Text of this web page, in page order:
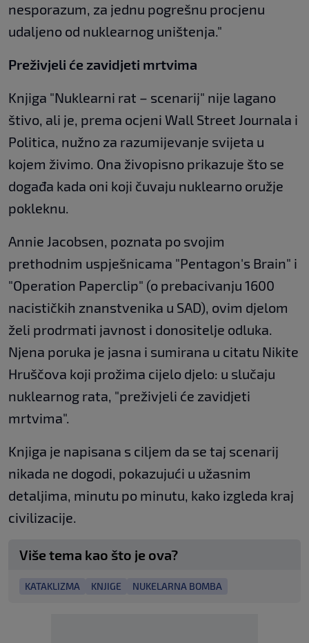
nesporazum, za jednu pogrešnu procjenu
udaljeno od nuklearnog uništenja."
Preživjeli će zavidjeti mrtvima
Knjiga "Nuklearni rat – scenarij" nije lagano
štivo, ali je, prema ocjeni Wall Street Journala i
Politica, nužno za razumijevanje svijeta u
kojem živimo. Ona živopisno prikazuje što se
događa kada oni koji čuvaju nuklearno oružje
pokleknu.
Annie Jacobsen, poznata po svojim
prethodnim uspješnicama "Pentagon's Brain" i
"Operation Paperclip" (o prebacivanju 1600
nacističkih znanstvenika u SAD), ovim djelom
želi prodrmati javnost i donositelje odluka.
Njena poruka je jasna i sumirana u citatu Nikite
Hruščova koji prožima cijelo djelo: u slučaju
nuklearnog rata, "preživjeli će zavidjeti
mrtvima".
Knjiga je napisana s ciljem da se taj scenarij
nikada ne dogodi, pokazujući u užasnim
detaljima, minutu po minutu, kako izgleda kraj
civilizacije.
Više tema kao što je ova?
KATAKLIZMA KNJIGE NUKELARNA BOMBA